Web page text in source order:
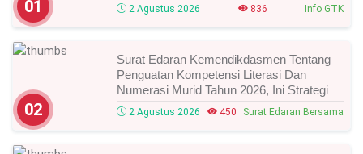
01 2 Agustus 2026 836 Info GTK
02
Surat Edaran Kemendikdasmen Tentang
Penguatan Kompetensi Literasi Dan
Numerasi Murid Tahun 2026, Ini Strategi
Dan Alurnya
2 Agustus 2026 450 Surat Edaran Bersama